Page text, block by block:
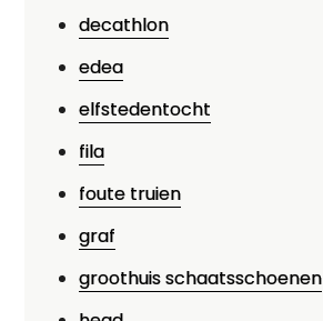
decathlon
edea
elfstedentocht
fila
foute truien
graf
groothuis schaatsschoenen